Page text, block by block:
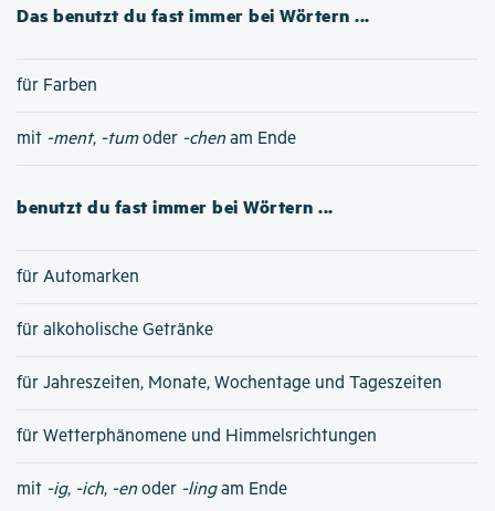
Das benutzt du fast immer bei Wörtern ...
für Farben
mit -ment, -tumoder -chen am Ende
benutzt du fast immer bei Wörtern ...
für Automarken
für alkoholische Getränke
für Jahreszeiten, Monate, Wochentage und Tageszeiten
für Wetterphänomene und Himmelsrichtungen
mit -ig, -ich, -en oder -lingam Ende